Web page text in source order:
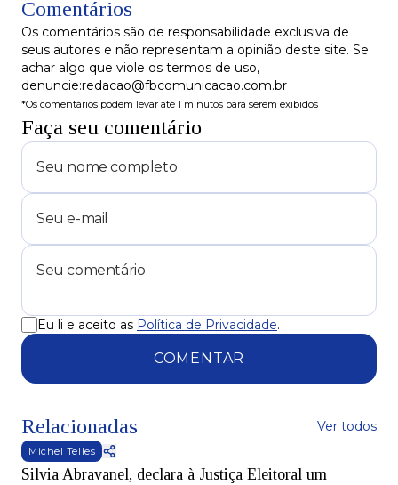
Comentários
Os comentários são de responsabilidade exclusiva de
seus autores e não representam a opinião deste site. Se
achar algo que viole os termos de uso,
denuncie:redacao@fbcomunicacao.com.br
*Os comentários podem levar até 1 minutos para serem exibidos
Faça seu comentário
Eu li e aceito as Política de Privacidade.
COMENTAR
Relacionadas Ver todos
Michel Telles
Silvia Abravanel, declara à Justiça Eleitoral um